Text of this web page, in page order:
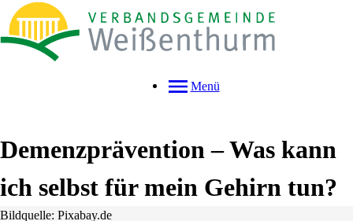
Menü
Demenzprävention – Was kann
ich selbst für mein Gehirn tun?
Bildquelle: Pixabay.de